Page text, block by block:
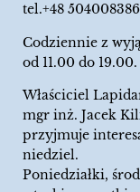
tel.+48 504008386
Codziennie z
od 11.00 do 19.00.
Właściciel
mgr inż. Jacek
przyjmuje
niedziel.
Poniedziałki,